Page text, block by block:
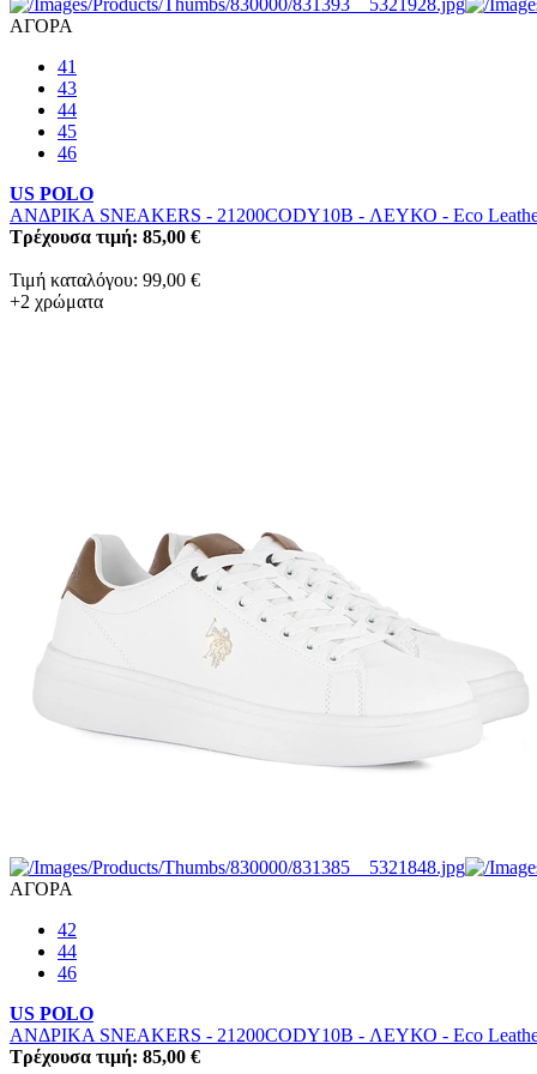
ΑΓΟΡΑ
41
43
44
45
46
US POLO
ΑΝΔΡΙΚΑ SNEAKERS - 21200CODY10B - ΛΕΥΚΟ - Eco
Τρέχουσα τιμή: 85,00 €
Τιμή καταλόγου: 99,00 €
+2 χρώματα
ΑΓΟΡΑ
42
44
46
US POLO
ΑΝΔΡΙΚΑ SNEAKERS - 21200CODY10B - ΛΕΥΚΟ - Eco
Τρέχουσα τιμή: 85,00 €